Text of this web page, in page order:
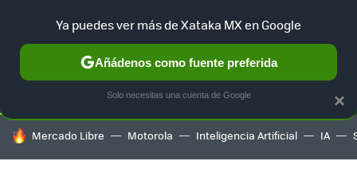
SELECCIÓN GAMING HOME AUTO TERRITORIO
HOY SE HABLA DE
Mercado Libre Motorola Inteligencia Artificial IA
×
Ya puedes ver más de Xataka MX en Google
Añádenos como fuente preferida
Solo necesitas una cuenta de Google